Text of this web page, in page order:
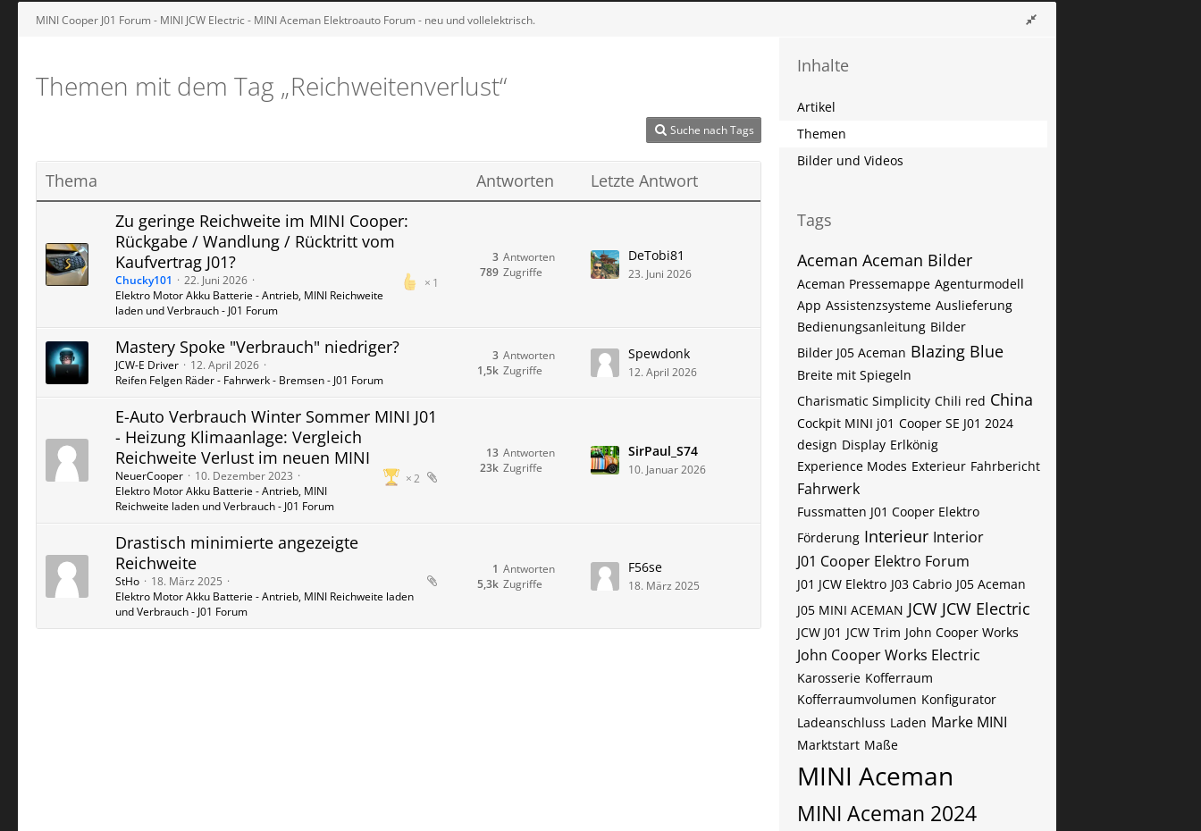
MINI Cooper J01 Forum - MINI JCW Electric - MINI Aceman Elektroauto Forum - neu und vollelektrisch.
Themen mit dem Tag „Reichweitenverlust“
Suche nach Tags
Thema Antworten
Letzte Antwort
Zu geringe Reichweite im MINI Cooper:
Rückgabe / Wandlung / Rücktritt vom
Kaufvertrag J01?
1
Chucky101
22. Juni 2026
Elektro Motor Akku Batterie - Antrieb, MINI Reichweite
laden und Verbrauch - J01 Forum
Antworten
3
Zugriffe
789
DeTobi81
23. Juni 2026
Mastery Spoke "Verbrauch" niedriger?
JCW-E Driver
12. April 2026
Reifen Felgen Räder - Fahrwerk - Bremsen - J01 Forum
Antworten
3
Zugriffe
1,5k
Spewdonk
12. April 2026
E-Auto Verbrauch Winter Sommer MINI J01
- Heizung Klimaanlage: Vergleich
Reichweite Verlust im neuen MINI
2
NeuerCooper
10. Dezember 2023
Elektro Motor Akku Batterie - Antrieb, MINI
Reichweite laden und Verbrauch - J01 Forum
Antworten
13
Zugriffe
23k
SirPaul_S74
10. Januar 2026
Drastisch minimierte angezeigte
Reichweite
StHo
18. März 2025
Elektro Motor Akku Batterie - Antrieb, MINI Reichweite laden
und Verbrauch - J01 Forum
Antworten
1
Zugriffe
5,3k
F56se
18. März 2025
Inhalte
Artikel
Themen
Bilder und Videos
Tags
Aceman Aceman Bilder
Aceman Pressemappe Agenturmodell
App Assistenzsysteme Auslieferung
Bedienungsanleitung Bilder
Bilder J05 Aceman Blazing Blue
Breite mit Spiegeln
Charismatic Simplicity Chili red China
Cockpit MINI j01 Cooper SE J01 2024
design Display Erlkönig
Experience Modes Exterieur Fahrbericht
Fahrwerk
Fussmatten J01 Cooper Elektro
Förderung Interieur Interior
J01 Cooper Elektro Forum
J01 JCW Elektro J03 Cabrio J05 Aceman
J05 MINI ACEMAN JCW JCW Electric
JCW J01 JCW Trim John Cooper Works
John Cooper Works Electric
Karosserie Kofferraum
Kofferraumvolumen Konfigurator
Ladeanschluss Laden Marke MINI
Marktstart Maße
MINI Aceman
MINI Aceman 2024